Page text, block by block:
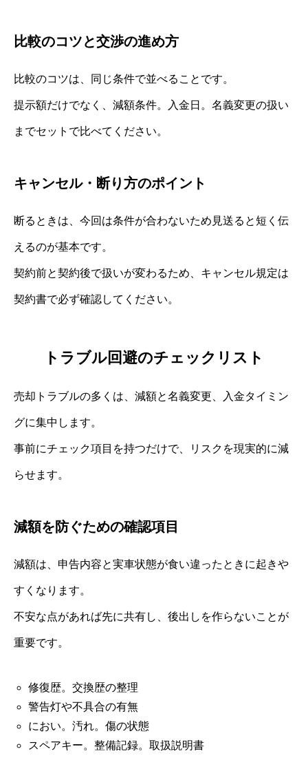
比較のコツと交渉の進め方
比較のコツは、同じ条件で並べることです。
提示額だけでなく、減額条件。入金日。名義変更の扱い
までセットで比べてください。
キャンセル・断り方のポイント
断るときは、今回は条件が合わないため見送ると短く伝
えるのが基本です。
契約前と契約後で扱いが変わるため、キャンセル規定は
契約書で必ず確認してください。
トラブル回避のチェックリスト
売却トラブルの多くは、減額と名義変更、入金タイミン
グに集中します。
事前にチェック項目を持つだけで、リスクを現実的に減
らせます。
減額を防ぐための確認項目
減額は、申告内容と実車状態が食い違ったときに起きや
すくなります。
不安な点があれば先に共有し、後出しを作らないことが
重要です。
修復歴。交換歴の整理
警告灯や不具合の有無
におい。汚れ。傷の状態
スペアキー。整備記録。取扱説明書